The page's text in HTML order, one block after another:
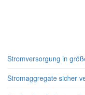
Stromversorgung in
Stromaggregate sicher